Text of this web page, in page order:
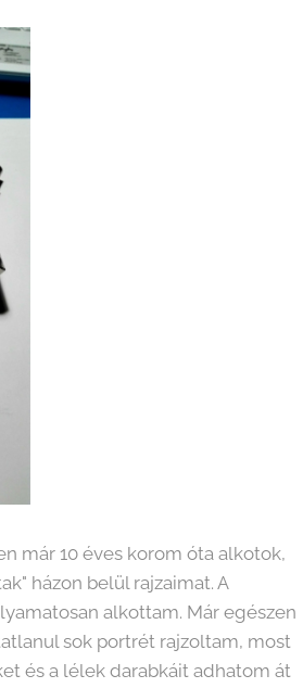
már 10 éves korom óta alkotok,
házon belül rajzaimat. A
alkottam. Már egészen
sok portrét rajzoltam, most
és a lélek darabkáit adhatom át